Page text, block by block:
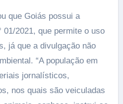
que Goiás possui a
01/2021, que permite o uso
já que a divulgação não
“A população em
jornalísticos,
nos quais são veiculadas